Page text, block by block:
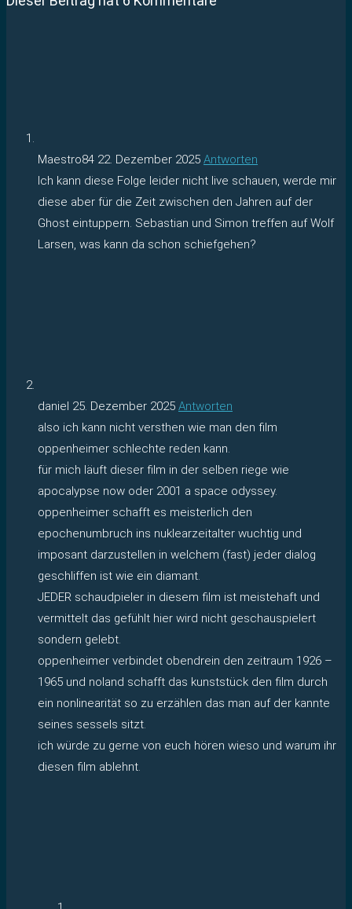
Maestro84 22. Dezember 2025 Antworten
Ich kann diese Folge leider nicht live schauen, werde mir
diese aber für die Zeit zwischen den Jahren auf der
Ghost eintuppern. Sebastian und Simon treffen auf Wolf
Larsen, was kann da schon schiefgehen?
daniel 25. Dezember 2025 Antworten
also ich kann nicht versthen wie man den film
oppenheimer schlechte reden kann.
für mich läuft dieser film in der selben riege wie
apocalypse now oder 2001 a space odyssey.
oppenheimer schafft es meisterlich den
epochenumbruch ins nuklearzeitalter wuchtig und
imposant darzustellen in welchem (fast) jeder dialog
geschliffen ist wie ein diamant.
JEDER schaudpieler in diesem film ist meistehaft und
vermittelt das gefühlt hier wird nicht geschauspielert
sondern gelebt.
oppenheimer verbindet obendrein den zeitraum 1926 –
1965 und noland schafft das kunststück den film durch
ein nonlinearität so zu erzählen das man auf der kannte
seines sessels sitzt.
ich würde zu gerne von euch hören wieso und warum ihr
diesen film ablehnt.